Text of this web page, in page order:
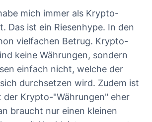
mich immer als Krypto-
Das ist ein Riesenhype. In den
vielfachen Betrug. Krypto-
keine Währungen, sondern
einfach nicht, welche der
durchsetzen wird. Zudem ist
der Krypto-"Währungen" eher
braucht nur einen kleinen